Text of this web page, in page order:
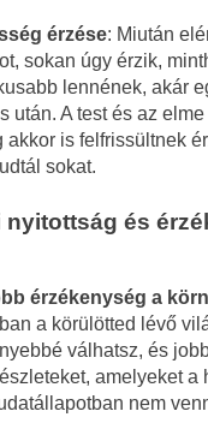
érzése: Miután
sokan úgy érzik,
lennének, akár
után. A test és az
akkor is felfrissültnek
sokat.
nyitottság és
érzékenység a
a körülötted lévő
válhatsz, és
amelyeket a
nem